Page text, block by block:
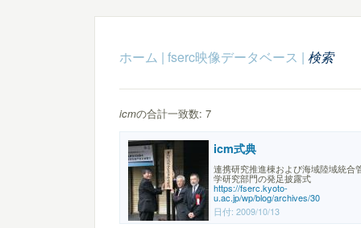
ホーム | fserc映像データベース | 検索
icmの合計一致数: 7
icm式典
連携研究推進棟および海域陸域統合
学研究部門の発足披露式
https://fserc.kyoto-
u.ac.jp/wp/blog/archives/30
日付: 2009/10/13